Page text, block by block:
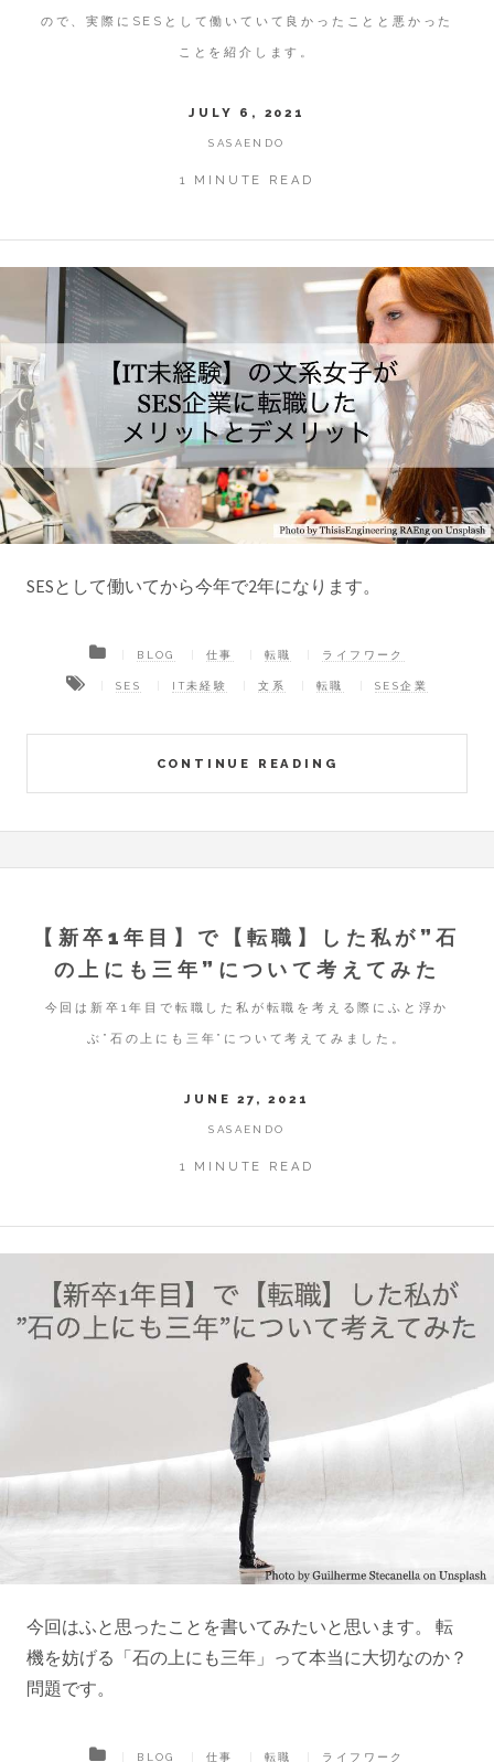
ので、実際にSESとして働いていて良かったことと悪かった
ことを紹介します。
JULY 6, 2021
SASAENDO
1 MINUTE READ
SESとして働いてから今年で2年になります。
CONTINUE READING
BLOG 仕事 転職 ライフワーク
SES IT未経験 文系 転職 SES企業
【新卒1年目】で【転職】した私が”石
の上にも三年”について考えてみた
今回は新卒1年目で転職した私が転職を考える際にふと浮か
ぶ”石の上にも三年”について考えてみました。
JUNE 27, 2021
SASAENDO
1 MINUTE READ
今回はふと思ったことを書いてみたいと思います。 転
機を妨げる「石の上にも三年」って本当に大切なのか？
問題です。
BLOG 仕事 転職 ライフワーク